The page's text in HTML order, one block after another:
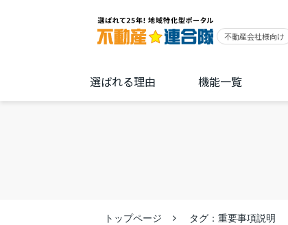
選ばれる理由 機能一覧
トップページ タグ：重要事項説明